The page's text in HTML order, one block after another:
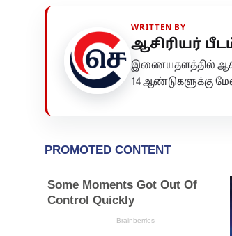
WRITTEN BY
ஆசிரியர்
இணையதளத்தில்
14 ஆண்டுகளுக்கு